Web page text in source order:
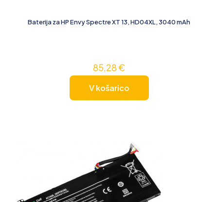
Baterija za HP Envy Spectre XT 13, HD04XL, 3040 mAh
85,28 €
V košarico